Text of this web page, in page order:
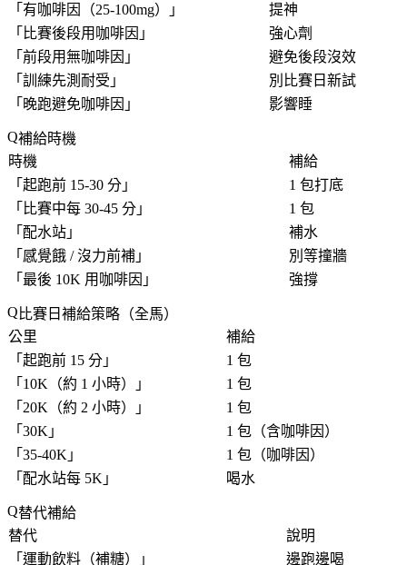
「 有咖啡因（25-100mg） 」
提神
「 比賽後段用咖啡因 」
強心劑
「 前段用無咖啡因 」
避免後段沒效
「 訓練先測耐受 」
別比賽日新試
「 晚跑避免咖啡因 」 影響睡
補給時機
時機
補給
「 起跑前 15-30 分 」
1 包打底
「 比賽中每 30-45 分 」
1 包
「 配水站 」
補水
「 感覺餓 / 沒力前補 」
別等撞牆
「 最後 10K 用咖啡因 」 強撐
比賽日補給策略（全馬）
公里
補給
「 起跑前 15 分 」
1 包
「 10K（約 1 小時） 」
1 包
「 20K（約 2 小時） 」
1 包
「 30K 」
1 包（含咖啡因）
「 35-40K 」
1 包（咖啡因）
「 配水站每 5K 」 喝水
替代補給
替代
說明
「 運動飲料（補糖） 」 邊跑邊喝